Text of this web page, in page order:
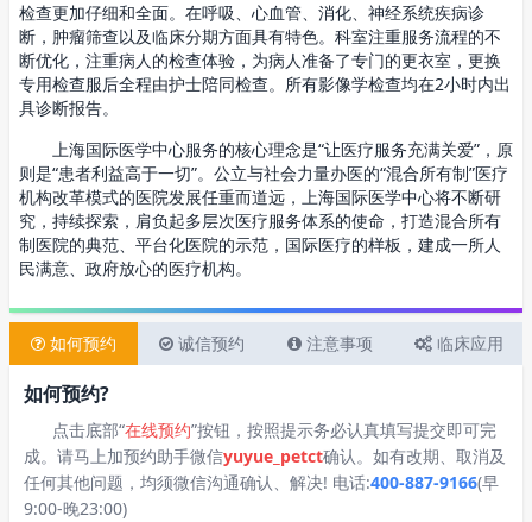
检查更加仔细和全面。在呼吸、心血管、消化、神经系统疾病诊
断，肿瘤筛查以及临床分期方面具有特色。科室注重服务流程的不
断优化，注重病人的检查体验，为病人准备了专门的更衣室，更换
专用检查服后全程由护士陪同检查。所有影像学检查均在2小时内出
具诊断报告。
上海国际医学中心服务的核心理念是“让医疗服务充满关爱”，原
则是“患者利益高于一切”。公立与社会力量办医的“混合所有制”医疗
机构改革模式的医院发展任重而道远，上海国际医学中心将不断研
究，持续探索，肩负起多层次医疗服务体系的使命，打造混合所有
制医院的典范、平台化医院的示范，国际医疗的样板，建成一所人
民满意、政府放心的医疗机构。
如何预约 诚信预约 注意事项 临床应用
如何预约?
点击底部“在线预约”按钮，按照提示务必认真填写提交即可完
成。请马上加预约助手微信yuyue_petct确认。如有改期、取消及
任何其他问题，均须微信沟通确认、解决! 电话:400-887-9166(早
9:00-晚23:00)